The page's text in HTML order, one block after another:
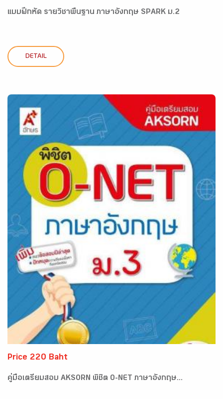
แบบฝึกหัด รายวิชาพื้นฐาน ภาษาอังกฤษ SPARK ม.2
DETAIL
Price 220 Baht
คู่มือเตรียมสอบ AKSORN พิชิต O-NET ภาษาอังกฤษ...